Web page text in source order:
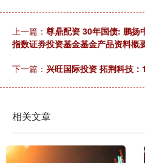
上一篇： 尊鼎配资 30年国债: 鹏扬
指数证券投资基金基金产品资料概
下一篇： 兴旺国际投资 拓荆科技
相关文章